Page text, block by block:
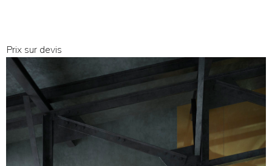
Prix sur devis